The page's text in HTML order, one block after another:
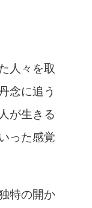
人々を取
念に追う
が生きる
った感覚
特の開か